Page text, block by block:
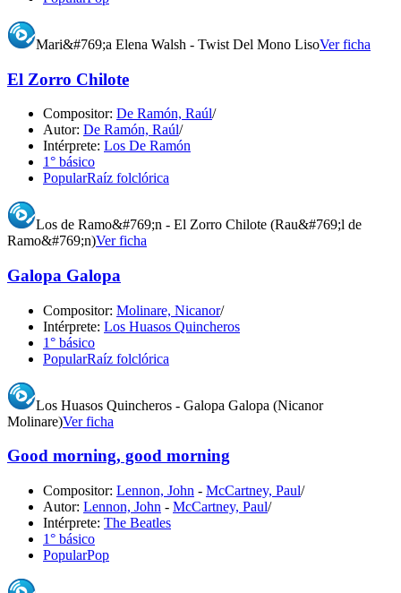
Mari&#769;a Elena Walsh - Twist Del Mono LisoVer ficha
El Zorro Chilote
Compositor: De Ramón, Raúl/
Autor: De Ramón, Raúl/
Intérprete: Los De Ramón
1° básico
PopularRaíz folclórica
Los de Ramo&#769;n - El Zorro Chilote (Rau&#769;l de
Ramo&#769;n)Ver ficha
Galopa Galopa
Compositor: Molinare, Nicanor/
Intérprete: Los Huasos Quincheros
1° básico
PopularRaíz folclórica
Los Huasos Quincheros - Galopa Galopa (Nicanor
Molinare)Ver ficha
Good morning, good morning
Compositor: Lennon, John - McCartney, Paul/
Autor: Lennon, John - McCartney, Paul/
Intérprete: The Beatles
1° básico
PopularPop